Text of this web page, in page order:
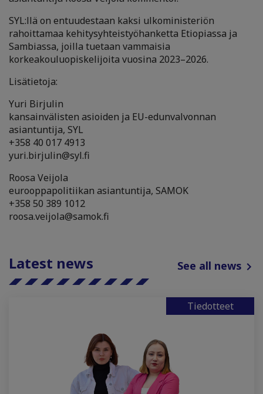
SYL:llä on entuudestaan kaksi ulkoministeriön
rahoittamaa kehitysyhteistyöhanketta Etiopiassa ja
Sambiassa, joilla tuetaan vammaisia
korkeakouluopiskelijoita vuosina 2023–2026.
Lisätietoja:
Yuri Birjulin
kansainvälisten asioiden ja EU-edunvalvonnan
asiantuntija, SYL
+358 40 017 4913
yuri.birjulin@syl.fi
Roosa Veijola
eurooppapolitiikan asiantuntija, SAMOK
+358 50 389 1012
roosa.veijola@samok.fi
Latest news See all news
Tiedotteet